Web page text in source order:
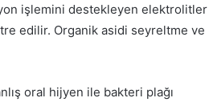
işlemini destekleyen elektrolitler
edilir. Organik asidi seyreltme ve
oral hijyen ile bakteri plağı